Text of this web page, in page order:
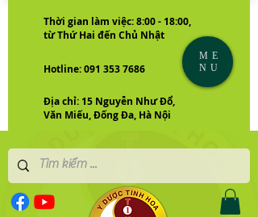
Thời gian làm việc: 8:00 - 18:00,
từ Thứ Hai đến Chủ Nhật
Hotline: 091 353 7686
Địa chỉ: 15 Nguyễn Như Đổ,
Văn Miếu, Đống Đa, Hà Nội
ME
NU